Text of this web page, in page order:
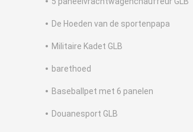
De Hoeden van de sportenpapa
Militaire Kadet GLB
barethoed
Baseballpet met 6 panelen
Douanesport GLB